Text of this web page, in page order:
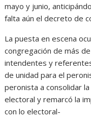
mayo y junio,
falta aún el decreto de
La puesta en escena
congregación de más
intendentes y
de unidad para el
peronista a consolidar
electoral y remarcó la
con lo electoral-